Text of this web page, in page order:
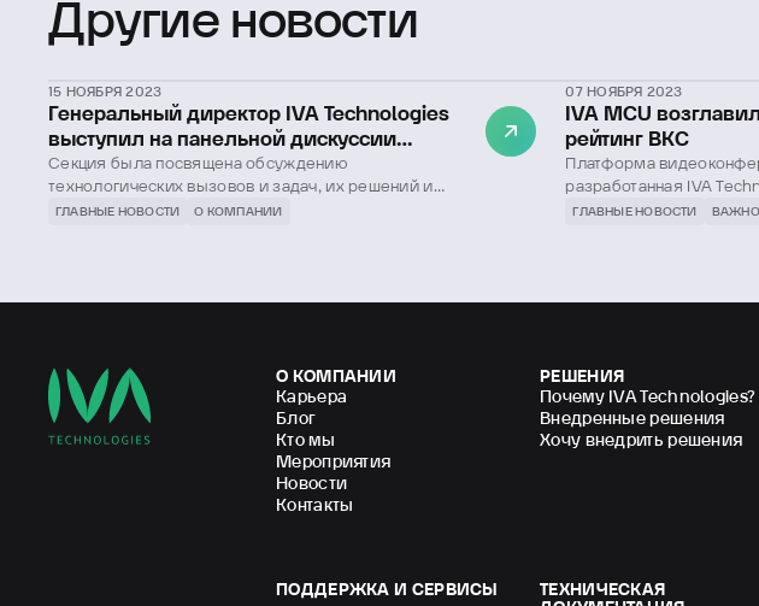
Другие новости
15 НОЯБРЯ 2023
Генеральный директор IVA Technologies
выступил на панельной дискуссии
конференции AQ ПРО.ВРЕМЯ
Секция была посвящена обсуждению
технологических вызовов и задач, их решений и
направлений для развития отрасли ИТ в России.
ГЛАВНЫЕ НОВОСТИ О КОМПАНИИ
07 НОЯБРЯ 2023
IVA MCU
рейтинг ВКС
Платформа
разработанная IVA
признана лидером
ГЛАВНЫЕ НОВОСТИ
О КОМПАНИИ
Карьера
Блог
Кто мы
Мероприятия
Новости
Контакты
РЕШЕНИЯ
Почему IVA Technologies?
Внедренные решения
Хочу внедрить решения
ПОДДЕРЖКА И СЕРВИСЫ
ТЕХНИЧЕСКАЯ